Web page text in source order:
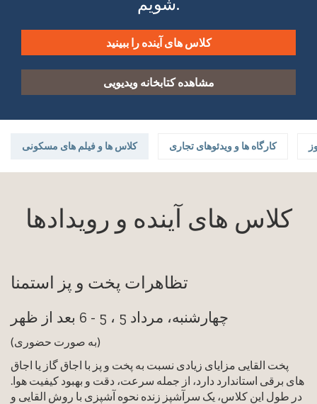
کلاس های آینده را ببینید
مشاهده کتابخانه ویدیویی
کلاس ها و فیلم های مسکونی کارگاه ها و ویدئوهای تجاری
کلاس های آینده و رویدادها
تظاهرات پخت و پز استمنا
چهارشنبه، مرداد 5 ، 5 - 6 بعد از ظهر
(به صورت حضوری)
پخت القایی مزایای زیادی نسبت به پخت و پز با اجاق گاز یا اجاق
های برقی استاندارد دارد، از جمله سرعت، دقت و بهبود کیفیت هوا.
در طول این کلاس، یک سرآشپز زنده نحوه آشپزی با روش القایی و